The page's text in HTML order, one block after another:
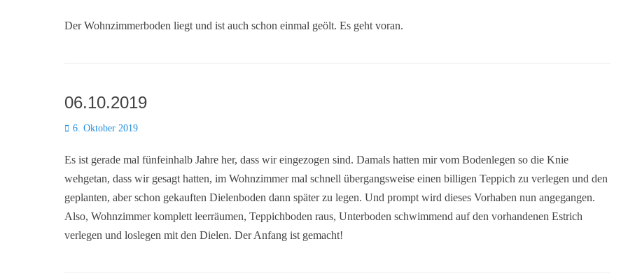
Der Wohnzimmerboden liegt und ist auch schon einmal geölt. Es geht voran.
06.10.2019
Posted
6. Oktober 2019
Es ist gerade mal fünfeinhalb Jahre her, dass wir eingezogen sind. Damals hatten mir vom Bodenlegen so die Knie
wehgetan, dass wir gesagt hatten, im Wohnzimmer mal schnell übergangsweise einen billigen Teppich zu verlegen und den
geplanten, aber schon gekauften Dielenboden dann später zu legen. Und prompt wird dieses Vorhaben nun angegangen.
Also, Wohnzimmer komplett leerräumen, Teppichboden raus, Unterboden schwimmend auf den vorhandenen Estrich
verlegen und loslegen mit den Dielen. Der Anfang ist gemacht!